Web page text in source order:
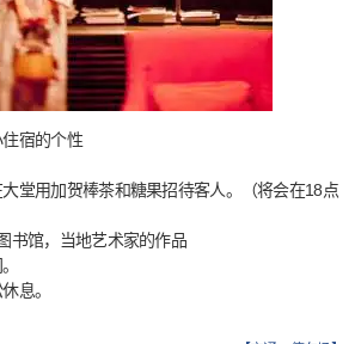
宿的个性
堂用加贺棒茶和糖果招待客人。（将会在18点
书馆，当地艺术家的作品
息。